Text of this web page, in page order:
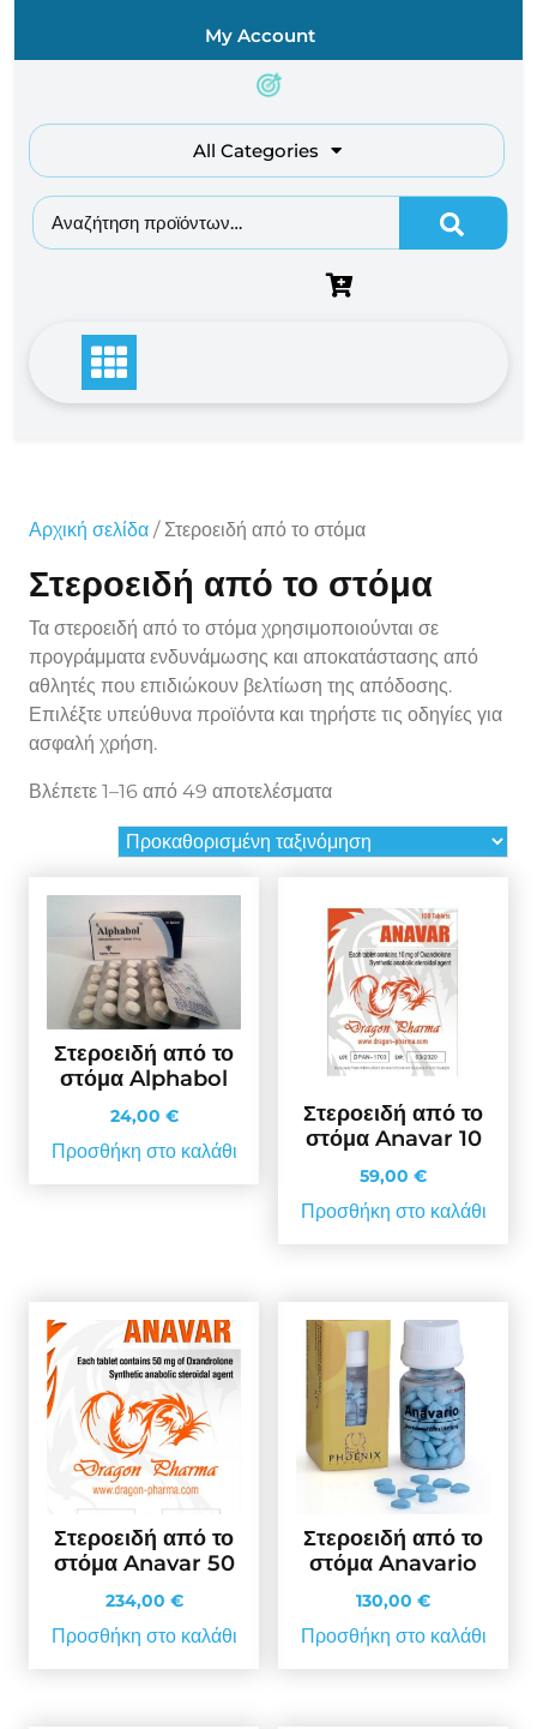
My Account
All Categories
Αναζήτηση για:
Αρχική σελίδα / Στεροειδή από το στόμα
Στεροειδή από το στόμα
Τα στεροειδή από το στόμα χρησιμοποιούνται σε
προγράμματα ενδυνάμωσης και αποκατάστασης από
αθλητές που επιδιώκουν βελτίωση της απόδοσης.
Επιλέξτε υπεύθυνα προϊόντα και τηρήστε τις οδηγίες για
ασφαλή χρήση.
Βλέπετε 1–16 από 49 αποτελέσματα
Στεροειδή από το
στόμα Alphabol
24,00 €
Προσθήκη στο καλάθι
Στεροειδή από το
στόμα Anavar 10
59,00 €
Προσθήκη στο καλάθι
Στεροειδή από το
στόμα Anavar 50
234,00 €
Προσθήκη στο καλάθι
Στεροειδή από το
στόμα Anavario
130,00 €
Προσθήκη στο καλάθι